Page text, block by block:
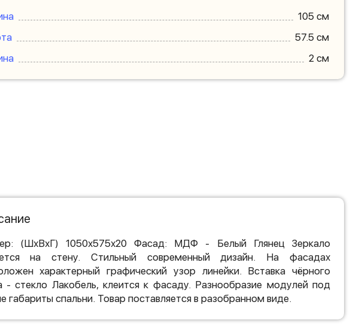
105 см
57.5 см
2 см
(ШхВхГ) 1050х575х20 Фасад: МДФ - Белый Глянец Зеркало
на стену. Стильный современный дизайн. На фасадах
характерный графический узор линейки. Вставка чёрного
- стекло Лакобель, клеится к фасаду. Разнообразие модулей под
габариты спальни. Товар поставляется в разобранном виде.